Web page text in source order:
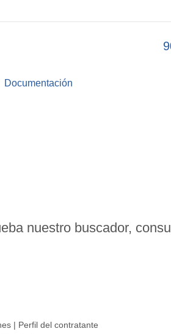
Documentación
nuestro buscador,
| Perfil del contratante